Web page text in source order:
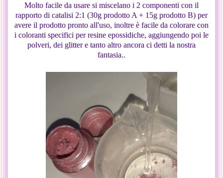
Molto facile da usare si miscelano i 2 componenti con il
rapporto di catalisi 2:1 (30g prodotto A + 15g prodotto B) per
avere il prodotto pronto all'uso, inoltre è facile da colorare con
i coloranti specifici per resine epossidiche, aggiungendo poi le
polveri, dei glitter e tanto altro ancora ci detti la nostra
fantasia..